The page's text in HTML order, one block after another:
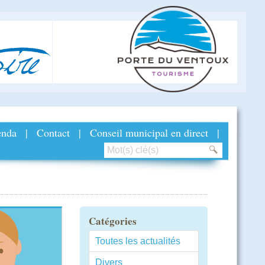
| Contact | Conseil municipal en direct |
Catégories
Toutes les actualités
Divers